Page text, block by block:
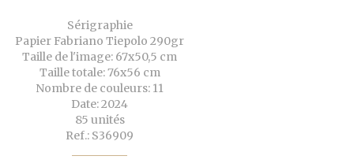
Sérigraphie
Papier Fabriano Tiepolo 290gr
Taille de l'image: 67x50,5 cm
Taille totale: 76x56 cm
Nombre de couleurs: 11
Date: 2024
85 unités
Ref.: S36909